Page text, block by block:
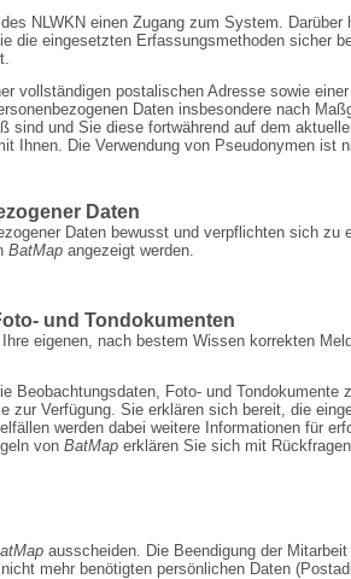
NLWKN einen Zugang zum System.
die eingesetzten Erfassungsmethoden sicher
vollständigen postalischen Adresse sowie
Daten insbesondere nach
sind und Sie diese fortwährend auf dem
Ihnen. Die Verwendung von Pseudonymen ist
Daten
Daten bewusst und verpflichten sich
BatMap angezeigt werden.
und Tondokumenten
eigenen, nach bestem Wissen korrekten
Beobachtungsdaten, Foto- und
zur Verfügung. Sie erklären sich bereit, die
werden dabei weitere Informationen für
von BatMap erklären Sie sich mit
ausscheiden. Die Be­endigung der
mehr benötigten persönlichen Daten